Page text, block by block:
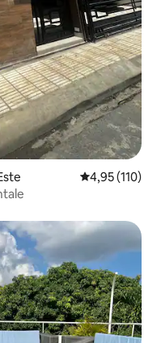
Évaluation
4,95 (110)
appréciés